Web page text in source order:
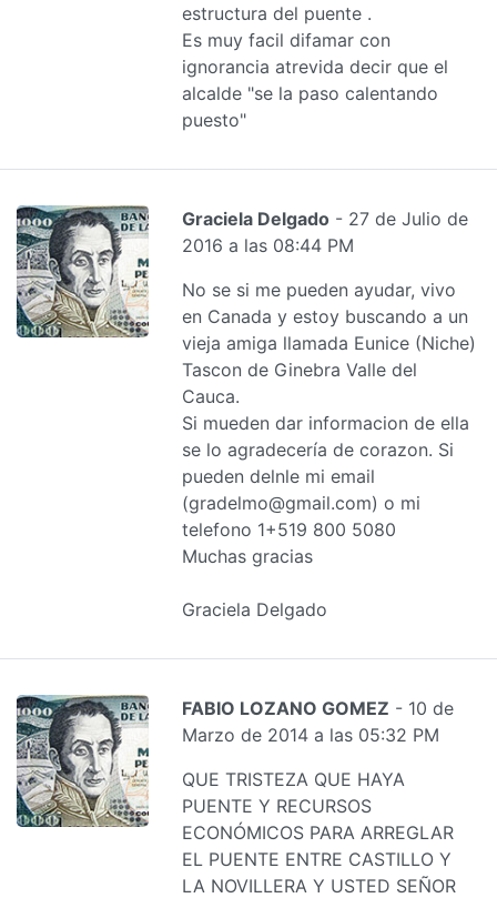
estructura del puente .
Es muy facil difamar con
ignorancia atrevida decir que el
alcalde "se la paso calentando
puesto"
Graciela Delgado - 27 de Julio de
2016 a las 08:44 PM
No se si me pueden ayudar, vivo
en Canada y estoy buscando a un
vieja amiga llamada Eunice (Niche)
Tascon de Ginebra Valle del
Cauca.
Si mueden dar informacion de ella
se lo agradecería de corazon. Si
pueden delnle mi email
(gradelmo@gmail.com) o mi
telefono 1+519 800 5080
Muchas gracias
Graciela Delgado
FABIO LOZANO GOMEZ - 10 de
Marzo de 2014 a las 05:32 PM
QUE TRISTEZA QUE HAYA
PUENTE Y RECURSOS
ECONÓMICOS PARA ARREGLAR
EL PUENTE ENTRE CASTILLO Y
LA NOVILLERA Y USTED SEÑOR